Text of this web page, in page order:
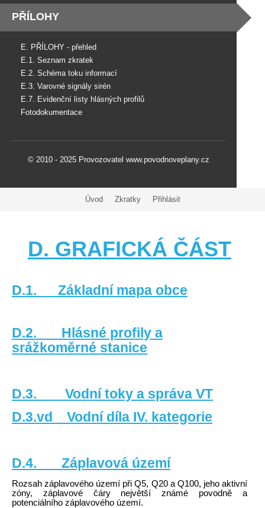
PŘÍLOHY
E. PŘÍLOHY - přehled
E.1. Seznam zkratek
E.2. Schéma toku informací
E.3. Varovné signály sirén
E.7. Evidenční listy hlásných profilů
Fotodokumentace
© 2010 - 2025 Provozovatel www.povodnoveplany.cz
Úvod Zkratky Přihlásit
D. GRAFICKÁ ČÁST
D.1. Základní mapa obce
D.2. Hlásné profily a
srážkoměrné stanice
D.3. Vodní toky a správa VT
D.3.vd Vodní díla IV. kategorie
D.4. Záplavová území
Rozsah záplavového území při Q5, Q20 a Q100, jeho aktivní
zóny, záplavové čáry největší známé povodně a
potenciálního záplavového území.